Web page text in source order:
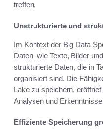
treffen.
Unstrukturierte und
Im Kontext der Big Data
Daten, wie Texte, Bilder
strukturierte Daten, die in
organisiert sind. Die
Lake zu speichern,
Analysen und Erkenntnisse.
Effiziente Speicherung